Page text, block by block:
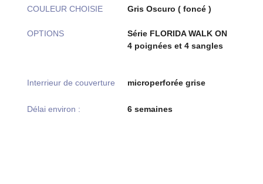
COULEUR CHOISIE
OPTIONS
Gris Oscuro ( foncé )
Série FLORIDA WALK ON
4 poignées et 4 sangles
Interrieur de couverture microperforée grise
Délai environ : 6 semaines